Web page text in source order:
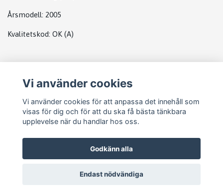
Årsmodell: 2005
Kvalitetskod: OK (A)
Vi använder cookies
Vi använder cookies för att anpassa det innehåll som
visas för dig och för att du ska få bästa tänkbara
upplevelse när du handlar hos oss.
Godkänn alla
Endast nödvändiga